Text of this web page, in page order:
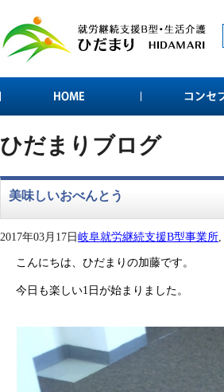
ひだまりブログ
美味しいおべんとう
2017年03月17日岐阜就労継続支援B型事業所
こんにちは、ひだまりの加藤です。
今日も楽しい1日が始まりました。